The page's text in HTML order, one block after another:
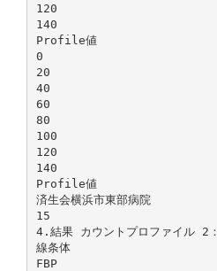
120
140
Profile値
0
20
40
60
80
100
120
140
Profile値
済生会横浜市東部病院
15
4.結果 カウントプロファイル 2
線条体
FBP